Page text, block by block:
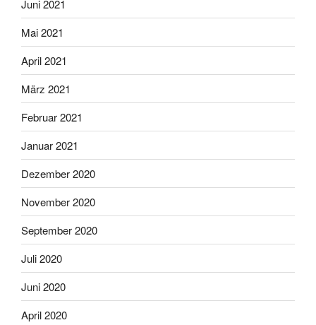
Juni 2021
Mai 2021
April 2021
März 2021
Februar 2021
Januar 2021
Dezember 2020
November 2020
September 2020
Juli 2020
Juni 2020
April 2020